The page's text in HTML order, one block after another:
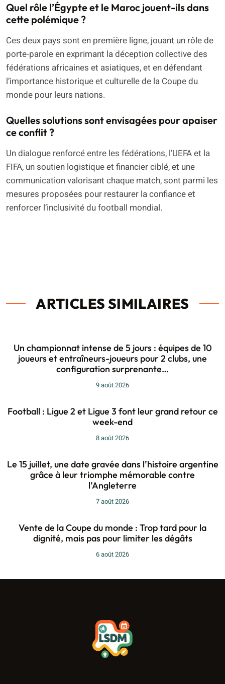
Quel rôle l’Égypte et le Maroc jouent-ils dans
cette polémique ?
Ces deux pays sont en première ligne, jouant un rôle de
porte-parole en exprimant la déception collective des
fédérations africaines et asiatiques, et en défendant
l’importance historique et culturelle de la Coupe du
monde pour leurs nations.
Quelles solutions sont envisagées pour apaiser
ce conflit ?
Un dialogue renforcé entre les fédérations, l’UEFA et la
FIFA, un soutien logistique et financier ciblé, et une
communication valorisant chaque match, sont parmi les
mesures proposées pour restaurer la confiance et
renforcer l’inclusivité du football mondial.
ARTICLES SIMILAIRES
Un championnat intense de 5 jours : équipes de 10
joueurs et entraîneurs-joueurs pour 2 clubs, une
configuration surprenante…
9 août 2026
Football : Ligue 2 et Ligue 3 font leur grand retour ce
week-end
8 août 2026
Le 15 juillet, une date gravée dans l’histoire argentine
grâce à leur triomphe mémorable contre
l’Angleterre
7 août 2026
Vente de la Coupe du monde : Trop tard pour la
dignité, mais pas pour limiter les dégâts
6 août 2026